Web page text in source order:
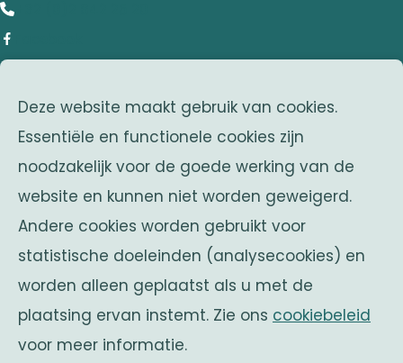
Deze website maakt gebruik van cookies.
Essentiële en functionele cookies zijn
noodzakelijk voor de goede werking van de
website en kunnen niet worden geweigerd.
Andere cookies worden gebruikt voor
statistische doeleinden (analysecookies) en
worden alleen geplaatst als u met de
plaatsing ervan instemt. Zie ons cookiebeleid
voor meer informatie.
adres
Franklin Rooseveltlaan 25
1050 Brussel
Belgium
zusterverenigingen
Solidaritas
Fonds Keingiaert
belgische monarchie
Officiële website